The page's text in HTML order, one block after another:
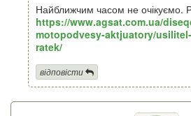
Найближчим часом не очікуємо.
https://www.agsat.com.ua/
motopodvesy-aktjuatory/
ratek/
відповісти